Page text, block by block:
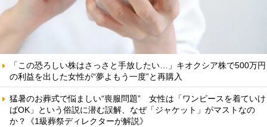
「この恐ろしい株はさっさと手放したい…」キオクシア株で500万円
の利益を出した女性が“夢よもう一度”と再購入
猛暑のお葬式で悩ましい“喪服問題” 女性は「ワンピースを着ていけ
ばOK」という俗説に潜む誤解、なぜ「ジャケット」がマストなの
か？《1級葬祭ディレクターが解説》